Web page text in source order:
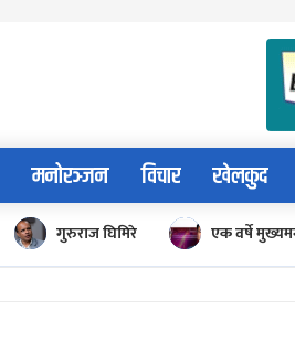
मनोरञ्जन विचार खेलकुद
गुरुराज घिमिरे एक वर्षे